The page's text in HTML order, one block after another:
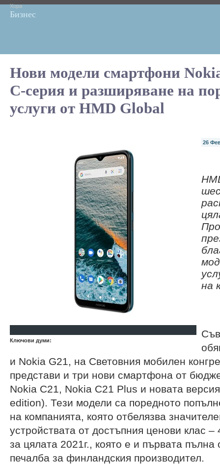
Хора
Бизнес
Нови модели смартфони
C-серия и разширяване на
услуги от HMD Global
Ключови думи:
26
на
и Nokia G21, на Световния мобилен
представи и три нови смартфона от
Nokia C21, Nokia C21 Plus и новата
edition). Тези модели са поредното
на компанията, която отбелязва
устройствата от достъпния ценови клас
за цялата 2021г., която е и първата
печалба за финландския производител.